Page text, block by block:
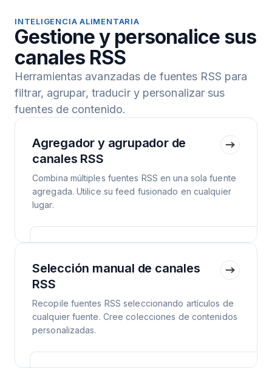
INTELIGENCIA ALIMENTARIA
Gestione y personalice sus
canales RSS
Herramientas avanzadas de fuentes RSS para
filtrar, agrupar, traducir y personalizar sus
fuentes de contenido.
Agregador y agrupador de
canales RSS
Combina múltiples fuentes RSS en una sola fuente
agregada. Utilice su feed fusionado en cualquier
lugar.
Selección manual de canales
RSS
Recopile fuentes RSS seleccionando artículos de
cualquier fuente. Cree colecciones de contenidos
personalizadas.